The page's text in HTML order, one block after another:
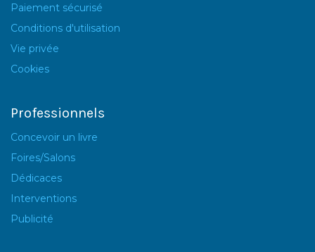
Paiement sécurisé
Conditions d'utilisation
Vie privée
Cookies
Professionnels
Concevoir un livre
Foires/Salons
Dédicaces
Interventions
Publicité